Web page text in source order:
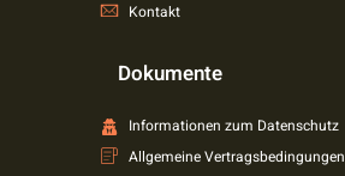
Kontakt
Dokumente
Informationen zum Datenschutz
Allgemeine Vertragsbedingungen